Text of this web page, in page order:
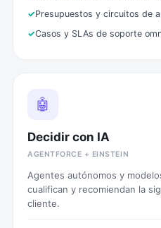
Presupuestos y circuitos de
Casos y SLAs de soporte
🤖
Decidir con IA
AGENTFORCE + EINSTEIN
Agentes autónomos y
cualifican y recomiendan la
cliente.